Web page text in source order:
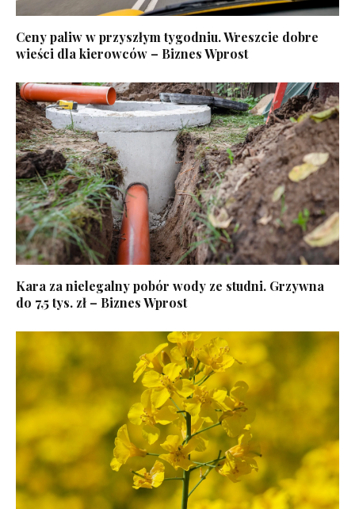
Ceny paliw w przyszłym tygodniu. Wreszcie dobre
wieści dla kierowców – Biznes Wprost
Kara za nielegalny pobór wody ze studni. Grzywna
do 7,5 tys. zł – Biznes Wprost